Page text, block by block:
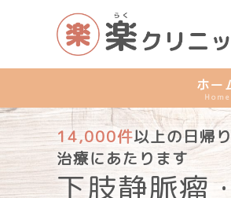
ス
プ
ホー
Home
14,000件以上の日帰
治療にあたります
下肢静脈瘤